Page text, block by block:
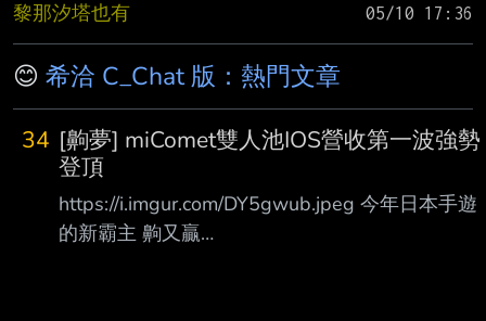
黎那汐塔也有
😊 希洽 C_Chat 版：熱門文章
34 [齁夢] miComet雙人池IOS營收第一波強勢
登頂
https://i.imgur.com/DY5gwub.jpeg 今年日本手遊
的新霸主 齁又贏